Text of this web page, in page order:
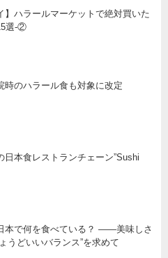
】ハラールマーケットで絶対買いた
選-②
時のハラール食も対象に改定
日本食レストランチェーン”Sushi
本で何を食べている？ ――美味しさ
うどいいバランス”を求めて